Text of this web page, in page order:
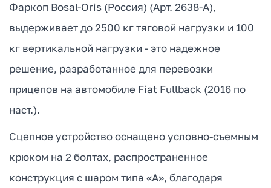
Фаркоп Bosal-Oris (Россия) (Арт. 2638-A),
выдерживает до 2500 кг тяговой нагрузки и 100
кг вертикальной нагрузки - это надежное
решение, разработанное для перевозки
прицепов на автомобиле Fiat Fullback (2016 по
наст.).
Сцепное устройство оснащено условно-съемным
крюком на 2 болтах, распространенное
конструкция с шаром типа «А», благодаря